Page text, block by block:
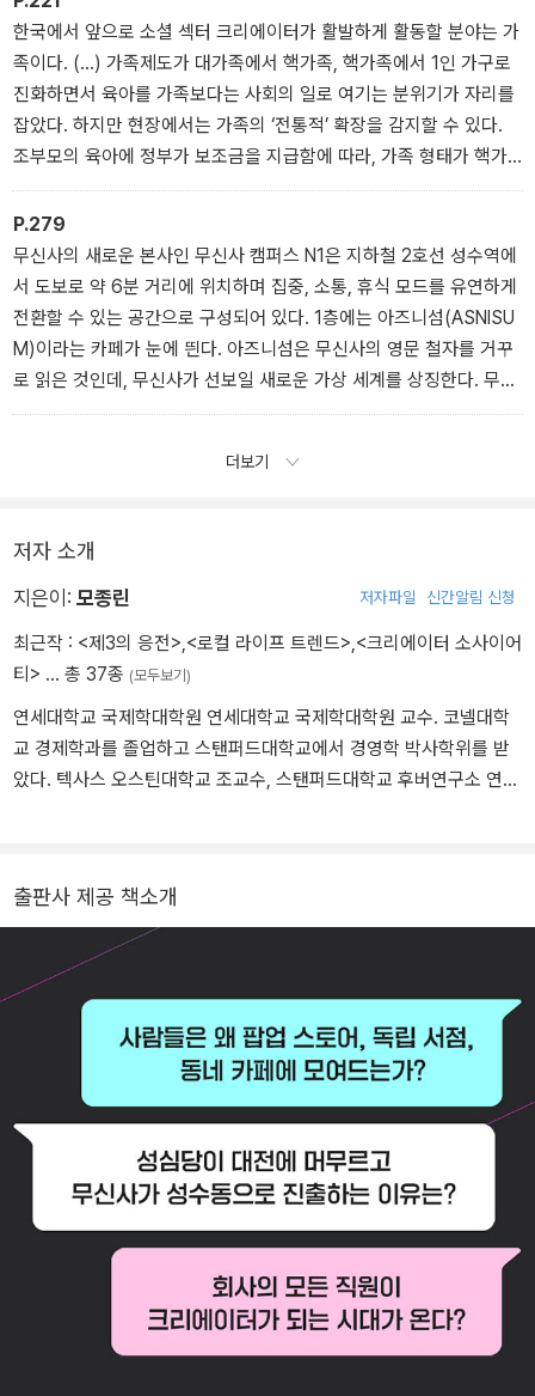
한국에서 앞으로 소셜 섹터 크리에이터가 활발하게 활동할 분야는 가
족이다. (...) 가족제도가 대가족에서 핵가족, 핵가족에서 1인 가구로
진화하면서 육아를 가족보다는 사회의 일로 여기는 분위기가 자리를
잡았다. 하지만 현장에서는 가족의 ‘전통적’ 확장을 감지할 수 있다.
조부모의 육아에 정부가 보조금을 지급함에 따라, 가족 형태가 핵가
족에서 3대 가족의 느슨한 연대로 복원되고 있는 것이다.
P.279
무신사의 새로운 본사인 무신사 캠퍼스 N1은 지하철 2호선 성수역에
서 도보로 약 6분 거리에 위치하며 집중, 소통, 휴식 모드를 유연하게
전환할 수 있는 공간으로 구성되어 있다. 1층에는 아즈니섬(ASNISU
M)이라는 카페가 눈에 띈다. 아즈니섬은 무신사의 영문 철자를 거꾸
로 읽은 것인데, 무신사가 선보일 새로운 가상 세계를 상징한다. 무신
사는 아즈니섬 카페를 통해 성수동의 로컬 브랜드, 이를테면 서울앵
더보기
저자 소개
지은이: 모종린 저자파일 신간알림 신청
최근작 : <제3의 응전>,<로컬 라이프 트렌드>,<크리에이터 소사이어
티> … 총 37종 (모두보기)
연세대학교 국제학대학원 연세대학교 국제학대학원 교수. 코넬대학
교 경제학과를 졸업하고 스탠퍼드대학교에서 경영학 박사학위를 받
았다. 텍사스 오스틴대학교 조교수, 스탠퍼드대학교 후버연구소 연구
들이며, 도시를 성장시킨다는 독창적 시각으로 한국 사회에 중요한
화두를 던져왔다. 지은 책으로는 『골목길 자본론』, 『머물고 싶은 동네
가 뜬다』, 『인문학, 라이프스타일을 제안하다』, 『크리에이터 소사이
어티』 등이 있다. 『제3의 응전』은 기술이 주도하는 세상에서 여전히
인간이 구심점이 될 수 있는 이유와 조건을 산업혁명에서 디지털 혁
명까지, 기술의 지배에 맞서온 문화 응전의 역사를 통해 살펴본다. 구
체적으로 19세기 미술 공예 운동, 20세기 대항문화 운동 등의 사례를
통해 ‘AI 기술의 인간화’를 실현할 크리에이터 문화의 가능성을 조망
하며, 기술의 발전 방향을 바로잡을 수 있는 인간의 대응 전략을 모색
한다. 기술의 속도를 따라잡지 못해 불안한 독자라면, 이 책에서 새로
출판사 제공 책소개